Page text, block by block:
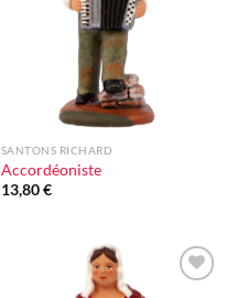
SANTONS RICHARD
Accordéoniste
13,80€